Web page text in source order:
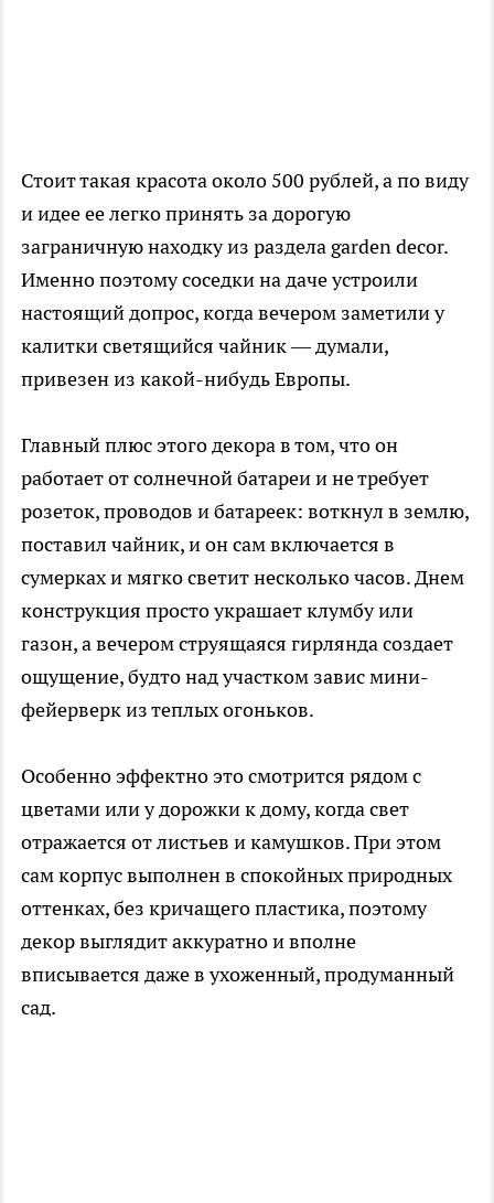
Стоит такая красота около 500 рублей, а по виду
и идее ее легко принять за дорогую
заграничную находку из раздела garden decor.
Именно поэтому соседки на даче устроили
настоящий допрос, когда вечером заметили у
калитки светящийся чайник — думали,
привезен из какой-нибудь Европы.
Главный плюс этого декора в том, что он
работает от солнечной батареи и не требует
розеток, проводов и батареек: воткнул в землю,
поставил чайник, и он сам включается в
сумерках и мягко светит несколько часов. Днем
конструкция просто украшает клумбу или
газон, а вечером струящаяся гирлянда создает
ощущение, будто над участком завис мини-
фейерверк из теплых огоньков.
Особенно эффектно это смотрится рядом с
цветами или у дорожки к дому, когда свет
отражается от листьев и камушков. При этом
сам корпус выполнен в спокойных природных
оттенках, без кричащего пластика, поэтому
декор выглядит аккуратно и вполне
вписывается даже в ухоженный, продуманный
сад.